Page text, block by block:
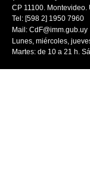
CP 11100. Montevideo.
Tel: [598 2] 1950 7960
Mail: CdF@imm.gub.uy
Lunes, miércoles,
Martes: de 10 a 21 h.